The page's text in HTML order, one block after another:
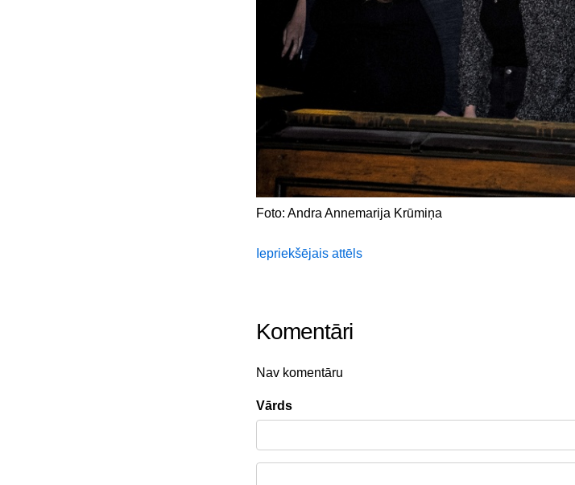
Foto: Andra Annemarija Krūmiņa
Iepriekšējais attēls
Komentāri
Nav komentāru
Vārds